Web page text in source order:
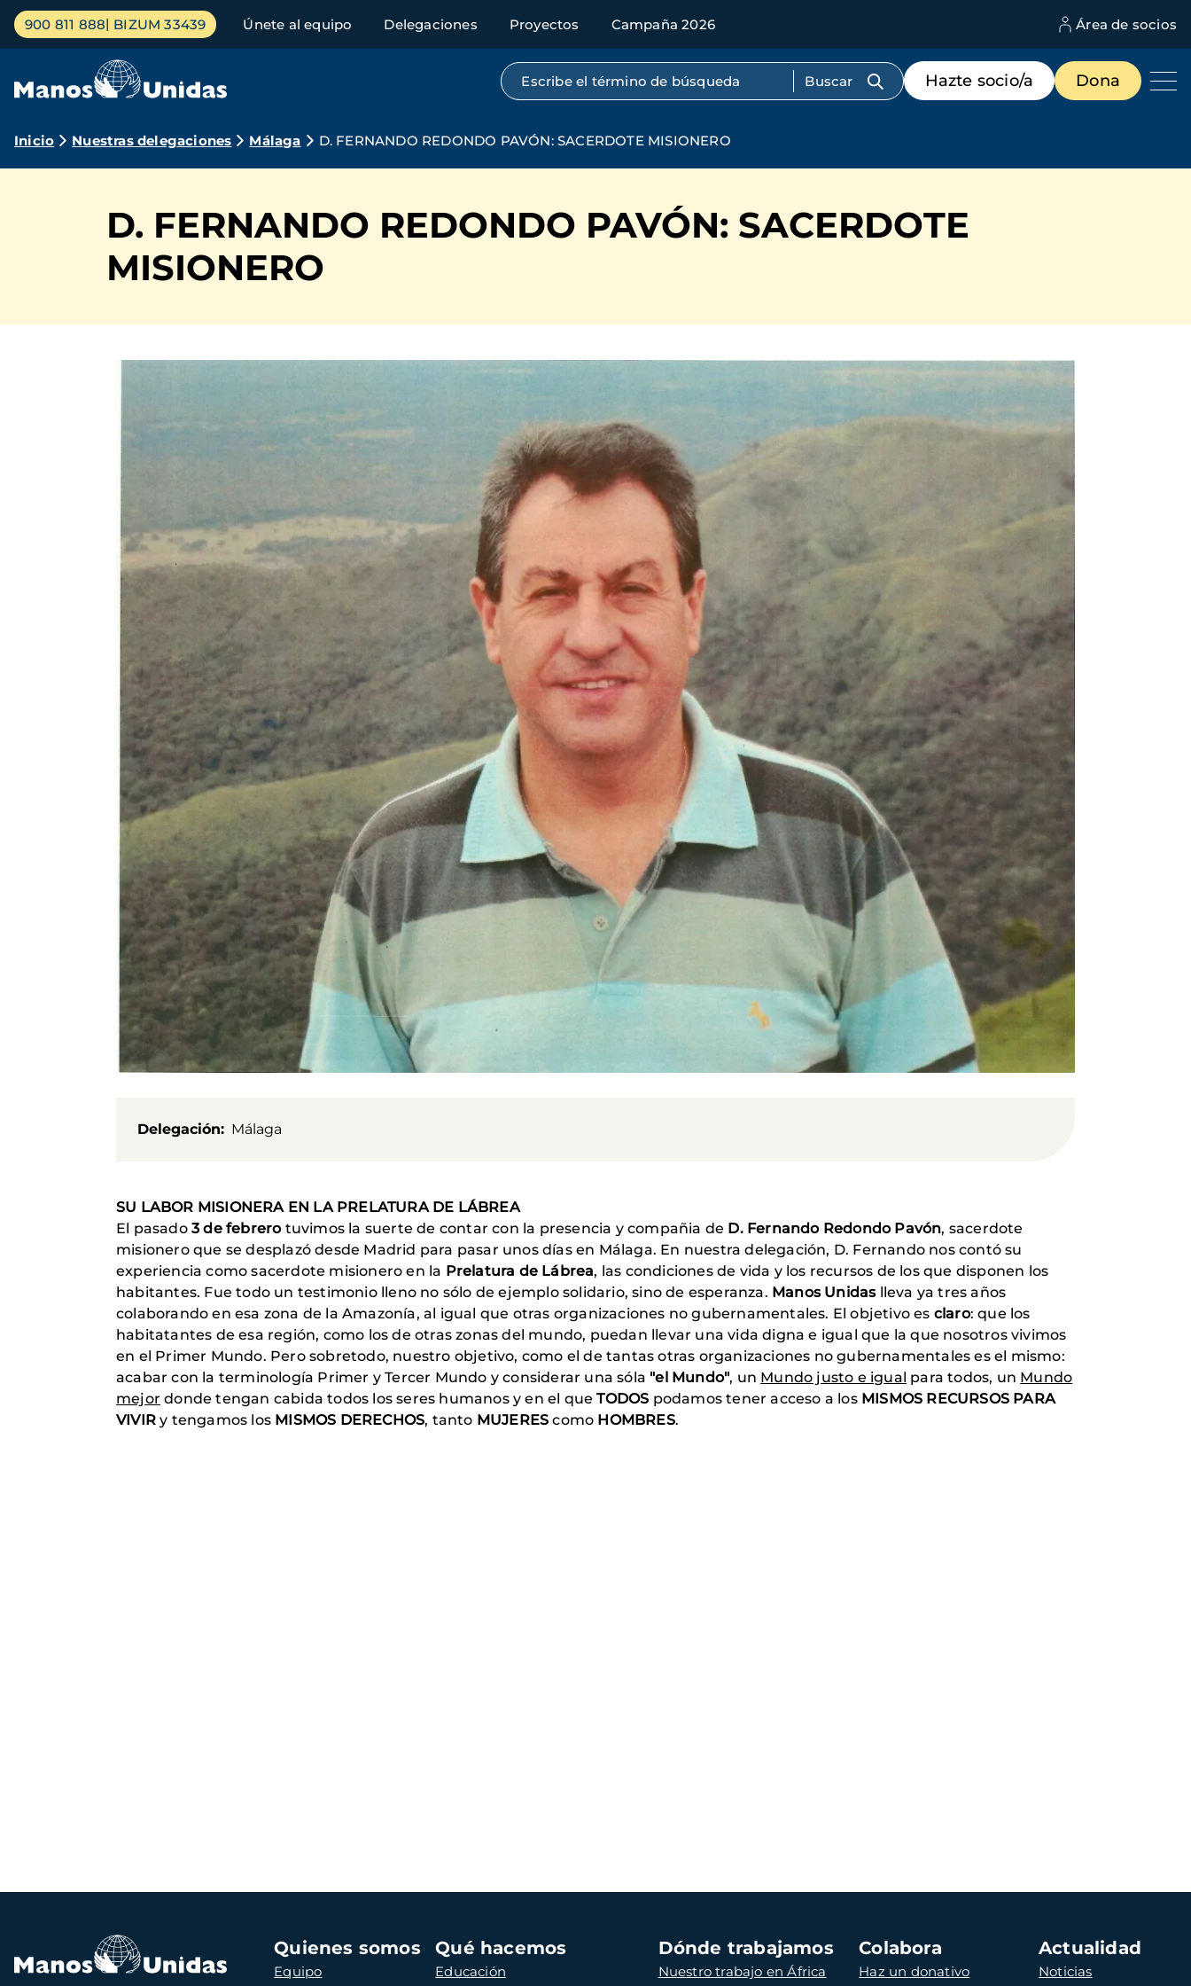
Pasar
contenido
Menú
principal
900 811 888 BIZUM 33439 Únete al equipo Delegaciones Proyectos Campaña 2026 Área de socios
Búsqueda por texto completo
Menú
de
destacados
Hazte socio/a Dona
Ruta
navegación
Inicio Nuestras delegaciones Málaga D. FERNANDO REDONDO PAVÓN: SACERDOTE MISIONERO
D. FERNANDO REDONDO PAVÓN: SACERDOTE
MISIONERO
Delegación Málaga
SU LABOR MISIONERA EN LA PRELATURA DE LÁBREA
El pasado 3 de febrerotuvimos la suerte de contar con la presencia y compañia de D. Fernando Redondo Pavón, sacerdote
misionero que se desplazó desde Madrid para pasar unos días en Málaga. En nuestra delegación, D. Fernando nos contó su
experiencia como sacerdote misionero en la Prelatura de Lábrea, las condiciones de vida y los recursos de los que disponen los
habitantes. Fue todo un testimonio lleno no sólo de ejemplo solidario, sino de esperanza. Manos Unidaslleva ya tres años
colaborando en esa zona de la Amazonía, al igual que otras organizaciones no gubernamentales. El objetivo es claro: que los
habitatantes de esa región, como los de otras zonas del mundo, puedan llevar una vida digna e igual que la que nosotros vivimos
en el Primer Mundo. Pero sobretodo, nuestro objetivo, como el de tantas otras organizaciones no gubernamentales es el mismo:
acabar con la terminología Primer y Tercer Mundo y considerar una sóla "el Mundo", un Mundo justo e igual para todos, un Mundo
mejor donde tengan cabida todos los seres humanos y en el queTODOS podamos tener acceso a los MISMOS RECURSOS PARA
VIVIR y tengamos los MISMOS DERECHOS, tanto MUJERES como HOMBRES.
Navegación
principal
Quienes somos
Equipo
Qué hacemos
Educación
Dónde trabajamos
Nuestro trabajo en África
Colabora
Haz un donativo
Actualidad
Noticias